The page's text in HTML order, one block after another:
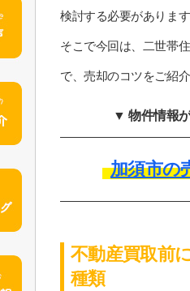
検討する必要があります
そこで今回は、二世帯
で、売却のコツをご紹介
▼ 物件情報
加須市の
不動産買取前
種類